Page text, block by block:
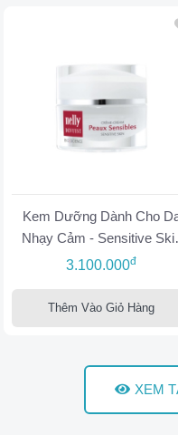
Kem Dưỡng Dành Cho
Nhạy Cảm - Sensitive
Cream
3.100.000đ
Thêm Vào Giỏ Hàng
XEM